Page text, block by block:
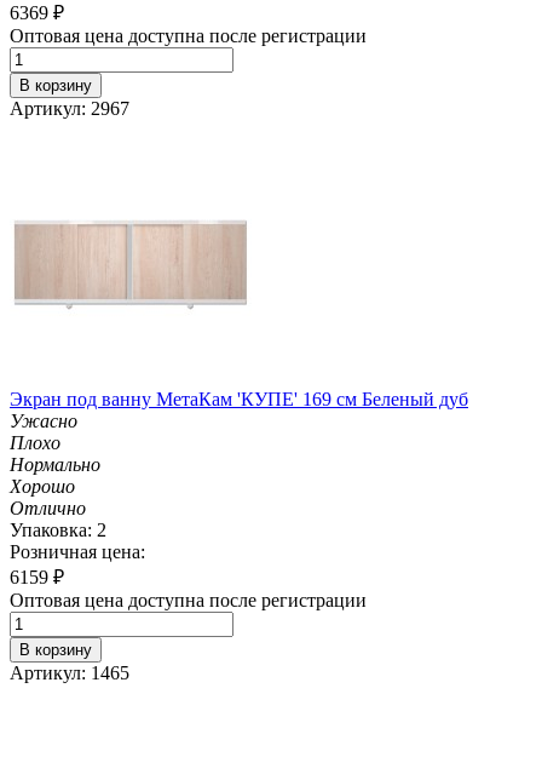
6369 ₽
Оптовая цена доступна после регистрации
В корзину
Артикул: 2967
Экран под ванну МетаКам 'КУПЕ' 169 см Беленый дуб
Ужасно
Плохо
Нормально
Хорошо
Отлично
Упаковка: 2
Розничная цена:
6159 ₽
Оптовая цена доступна после регистрации
В корзину
Артикул: 1465